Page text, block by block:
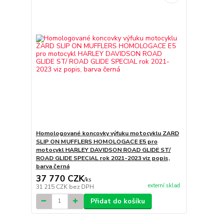
Homologované koncovky výfuku motocyklu ZARD
SLIP ON MUFFLERS HOMOLOGACE E5 pro
motocykl HARLEY DAVIDSON ROAD GLIDE ST/
ROAD GLIDE SPECIAL rok 2021-2023 viz popis,
barva černá
37 770 CZK/ks
31 215 CZK bez DPH externí sklad
Přidat do košíku